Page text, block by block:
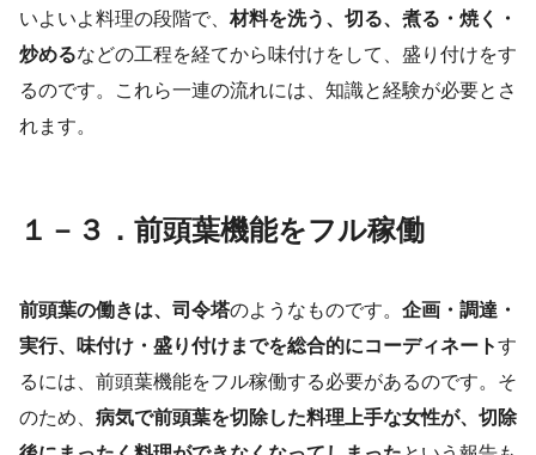
いよいよ料理の段階で、材料を洗う、切る、煮る・焼く・
炒めるなどの工程を経てから味付けをして、盛り付けをす
るのです。これら一連の流れには、知識と経験が必要とさ
れます。
１－３．前頭葉機能をフル稼働
前頭葉の働きは、司令塔のようなものです。 企画・調達・
実行、味付け・盛り付けまでを総合的にコーディネートす
るには、前頭葉機能をフル稼働する必要があるのです。そ
のため、 病気で前頭葉を切除した料理上手な女性が、切除